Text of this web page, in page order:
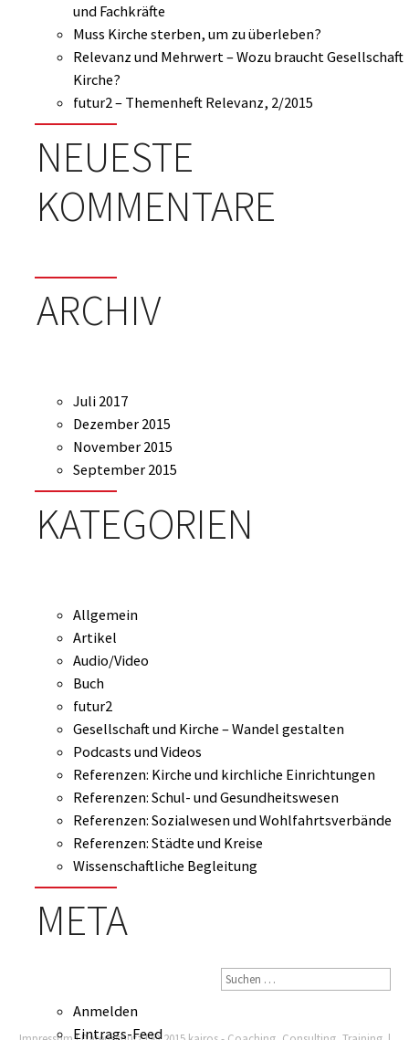
und Fachkräfte
Muss Kirche sterben, um zu überleben?
Relevanz und Mehrwert – Wozu braucht Gesellschaft
Kirche?
futur2 – Themenheft Relevanz, 2/2015
NEUESTE
KOMMENTARE
ARCHIV
Juli 2017
Dezember 2015
November 2015
September 2015
KATEGORIEN
Allgemein
Artikel
Audio/Video
Buch
futur2
Gesellschaft und Kirche – Wandel gestalten
Podcasts und Videos
Referenzen: Kirche und kirchliche Einrichtungen
Referenzen: Schul- und Gesundheitswesen
Referenzen: Sozialwesen und Wohlfahrtsverbände
Referenzen: Städte und Kreise
Wissenschaftliche Begleitung
META
Anmelden
Eintrags-Feed